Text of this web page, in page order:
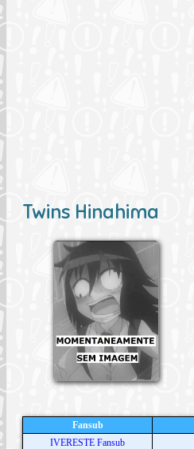
Twins Hinahima
Fansub
IVERESTE Fansub